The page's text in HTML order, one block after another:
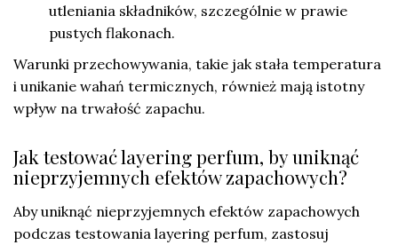
utleniania składników, szczególnie w prawie
pustych flakonach.
Warunki przechowywania, takie jak stała temperatura
i unikanie wahań termicznych, również mają istotny
wpływ na trwałość zapachu.
Jak testować layering perfum, by uniknąć
nieprzyjemnych efektów zapachowych?
Aby uniknąć nieprzyjemnych efektów zapachowych
podczas testowania layering perfum, zastosuj